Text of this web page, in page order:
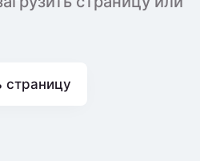
страницу